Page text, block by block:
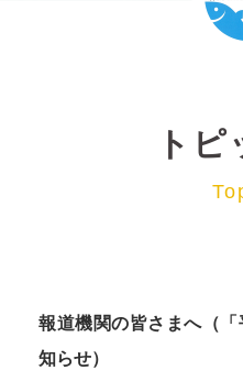
トピ
報道機関の皆さまへ（
知らせ）